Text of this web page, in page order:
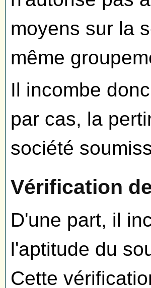
moyens sur la
même
Il incombe
par cas, la
société
Vérification
D'une part, il
l'aptitude du
Cette